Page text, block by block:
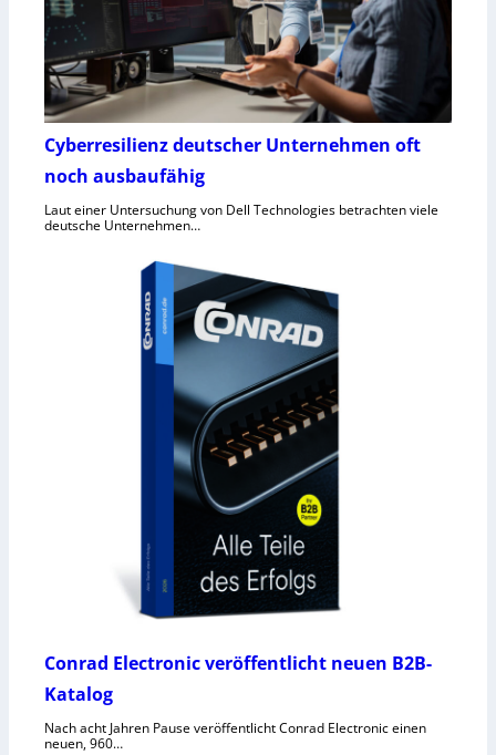
Cyberresilienz deutscher Unternehmen oft
noch ausbaufähig
Laut einer Untersuchung von Dell Technologies betrachten viele
deutsche Unternehmen…
Conrad Electronic veröffentlicht neuen B2B-
Katalog
Nach acht Jahren Pause veröffentlicht Conrad Electronic einen
neuen, 960…